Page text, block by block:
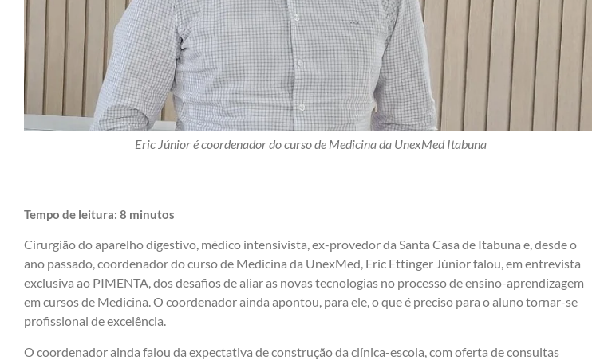
Eric Júnior é coordenador do curso de Medicina da UnexMed Itabuna
Tempo de leitura: 8 minutos
Cirurgião do aparelho digestivo, médico intensivista, ex-provedor da Santa Casa de Itabuna e, desde o
ano passado, coordenador do curso de Medicina da UnexMed, Eric Ettinger Júnior falou, em entrevista
exclusiva ao PIMENTA, dos desafios de aliar as novas tecnologias no processo de ensino-aprendizagem
em cursos de Medicina. O coordenador ainda apontou, para ele, o que é preciso para o aluno tornar-se
profissional de excelência.
O coordenador ainda falou da expectativa de construção da clínica-escola, com oferta de consultas